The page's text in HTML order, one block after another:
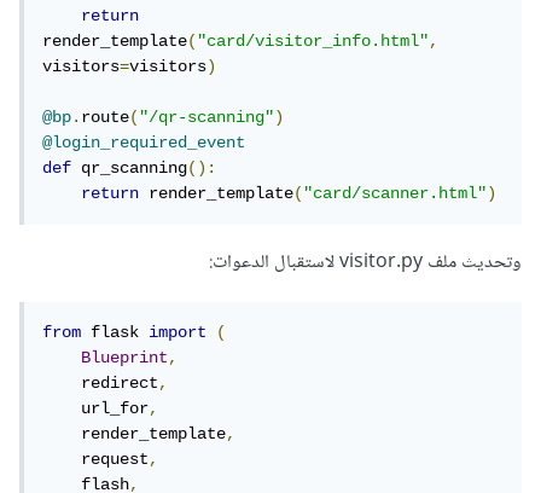
return
render_template("card/visitor_info.html",
visitors=visitors)
@bp.route("/qr-scanning")
@login_required_event
def qr_scanning():
return render_template("card/scanner.html")
وتحديث ملف visitor.py لاستقبال الدعوات:
from flask import
(
Blueprint,
    redirect
,
    url_for
,
    render_template
,
    request
,
    flash
,